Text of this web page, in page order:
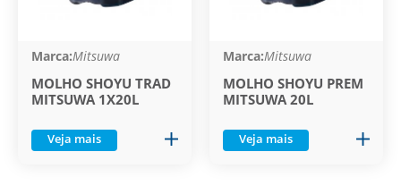
Marca:Mitsuwa
MOLHO SHOYU TRAD
MITSUWA 1X20L
Veja mais
Marca:Mitsuwa
MOLHO SHOYU PREM
MITSUWA 20L
Veja mais